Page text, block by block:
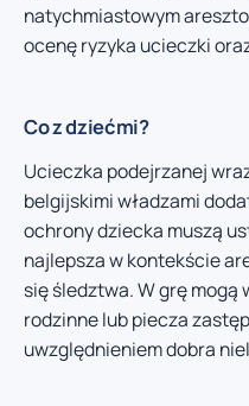
natychmiastowym
ocenę ryzyka ucieczki
Co z dziećmi?
Ucieczka podejrzanej
belgijskimi władzami
ochrony dziecka muszą
najlepsza w kontekście
się śledztwa. W grę
rodzinne lub piecza
uwzględnieniem dobra